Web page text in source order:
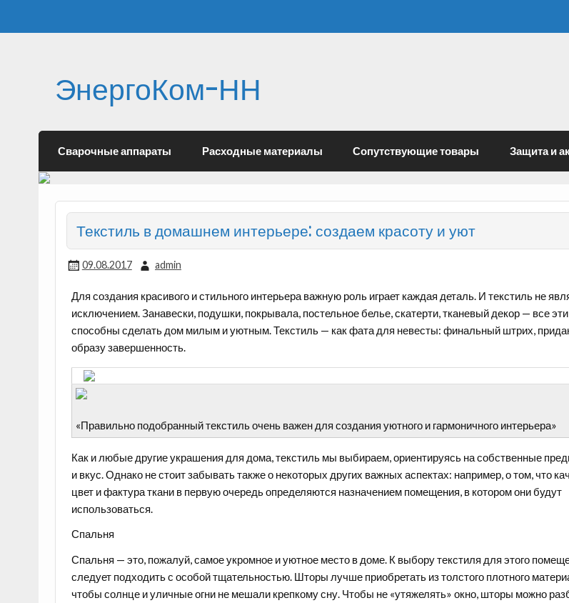
ЭнергоКом-НН
Сварочные аппараты Расходные материалы Сопутствующие товары Защита и
Текстиль в домашнем интерьере: создаем красоту и уют
09.08.2017 admin
Для создания красивого и стильного интерьера важную роль играет каждая деталь. И текстиль не
исключением. Занавески, подушки, покрывала, постельное белье, скатерти, тканевый декор — все
способны сделать дом милым и уютным. Текстиль — как фата для невесты:финальный штрих,
образу завершенность.
«Правильно подобранный текстиль очень важен для создания уютного и гармоничного интерьера»
Как и любые другие украшения для дома, текстиль мы выбираем, ориентируясь на собственные
и вкус. Однако не стоит забывать также о некоторых других важных аспектах: например, о том, что
цвет и фактура ткани в первую очередь определяются назначением помещения, в котором они будут
использоваться.
Спальня
Спальня — это, пожалуй, самое укромное и уютное место в доме. К выбору текстиля для этого
следует подходить с особой тщательностью. Шторы лучше приобретать из толстого плотного
чтобы солнце и уличные огни не мешали крепкому сну. Чтобы не «утяжелять» окно, шторы можно